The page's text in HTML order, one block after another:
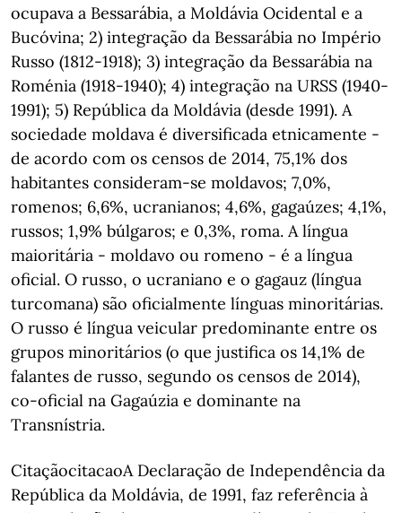
ocupava a Bessarábia, a Moldávia Ocidental e a
Bucóvina; 2) integração da Bessarábia no Império
Russo (1812-1918); 3) integração da Bessarábia na
Roménia (1918-1940); 4) integração na URSS (1940-
1991); 5) República da Moldávia (desde 1991). A
sociedade moldava é diversificada etnicamente -
de acordo com os censos de 2014, 75,1% dos
habitantes consideram-se moldavos; 7,0%,
romenos; 6,6%, ucranianos; 4,6%, gagaúzes; 4,1%,
russos; 1,9% búlgaros; e 0,3%, roma. A língua
maioritária - moldavo ou romeno - é a língua
oficial. O russo, o ucraniano e o gagauz (língua
turcomana) são oficialmente línguas minoritárias.
O russo é língua veicular predominante entre os
grupos minoritários (o que justifica os 14,1% de
falantes de russo, segundo os censos de 2014),
co-oficial na Gagaúzia e dominante na
Transnístria.
CitaçãocitacaoA Declaração de Independência da
República da Moldávia, de 1991, faz referência à